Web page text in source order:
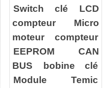
Switch clé
LCD
compteur
Micro
moteur compteur
EEPROM
CAN
BUS
bobine clé
Module Temic